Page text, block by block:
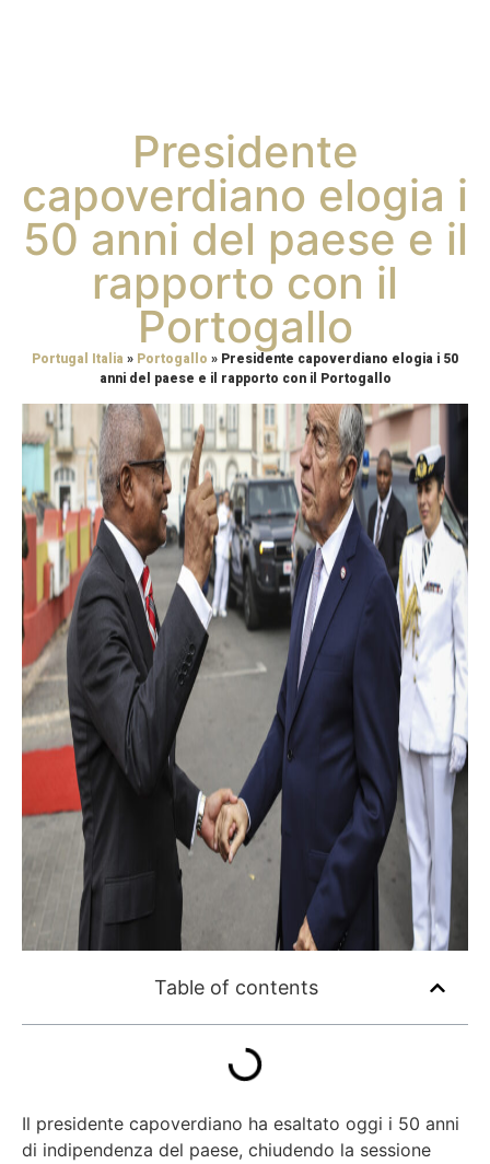
Presidente
capoverdiano elogia i
50 anni del paese e il
rapporto con il
Portogallo
Portugal Italia » Portogallo » Presidente capoverdiano elogia i 50
anni del paese e il rapporto con il Portogallo
Table of contents
Il presidente capoverdiano ha esaltato oggi i 50 anni
di indipendenza del paese, chiudendo la sessione